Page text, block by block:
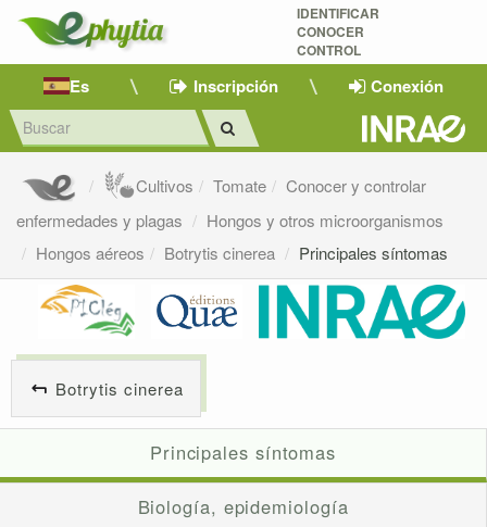
IDENTIFICAR
CONOCER
CONTROL
Es Inscripción Conexión
Cultivos Tomate
Conocer y controlar
enfermedades y plagas
Hongos y otros microorganismos
Hongos aéreos
Botrytis cinerea Principales síntomas
Botrytis cinerea
Principales síntomas
Biología, epidemiología